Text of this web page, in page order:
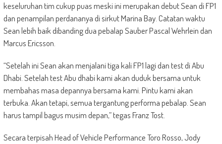
keseluruhan tim cukup puas meski ini merupakan debut Sean di FP1
dan penampilan perdananya di sirkut Marina Bay. Catatan waktu
Sean lebih baik dibanding dua pebalap Sauber Pascal Wehrlein dan
Marcus Ericsson.
“Setelah ini Sean akan menjalani tiga kali FP1 lagi dan test di Abu
Dhabi. Setelah test Abu dhabi kami akan duduk bersama untuk
membahas masa depannya bersama kami. Pintu kami akan
terbuka. Akan tetapi, semua tergantung performa pebalap. Sean
harus tampil bagus musim depan,” tegas Franz Tost.
Secara terpisah Head of Vehicle Performance Toro Rosso, Jody